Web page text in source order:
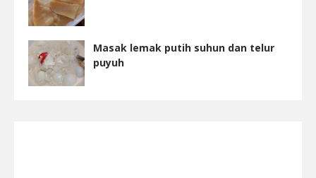
Masak lemak putih suhun dan telur
puyuh